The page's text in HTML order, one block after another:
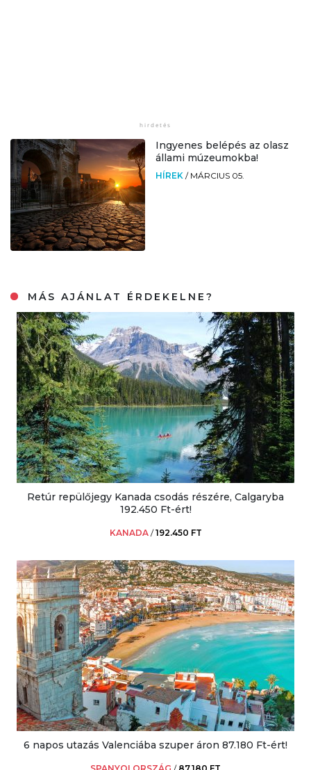
Ingyenes belépés az olasz
állami múzeumokba!
HÍREK / MÁRCIUS 05.
MÁS AJÁNLAT ÉRDEKELNE?
Retúr repülőjegy Kanada csodás részére, Calgaryba
192.450 Ft-ért!
KANADA /192.450 FT
6 napos utazás Valenciába szuper áron 87.180 Ft-ért!